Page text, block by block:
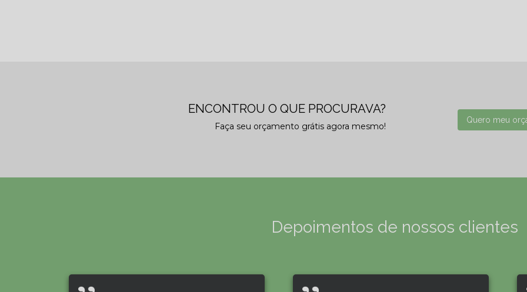
ENCONTROU O QUE PROCURAVA?
Faça seu orçamento grátis agora mesmo!
Quero meu
Depoimentos de nossos clientes